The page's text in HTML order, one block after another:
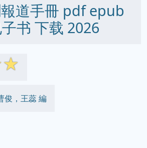
道手冊 pdf epub
书 下载 2026
☆
俊，王蕊 編